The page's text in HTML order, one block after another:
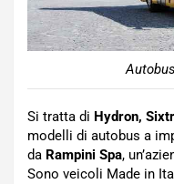
Si tratta di Hydron,
modelli di autobus a
da Rampini Spa,
Sono veicoli Made in